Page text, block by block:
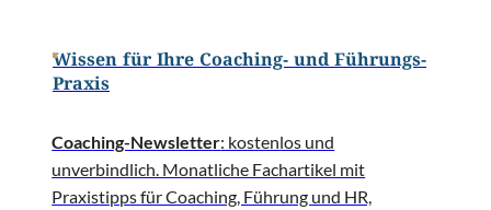
Wissen für Ihre Coaching- und Führungs-
Praxis
Coaching-Newsletter: kostenlos und
unverbindlich. Monatliche Fachartikel mit
Praxistipps für Coaching, Führung und HR,